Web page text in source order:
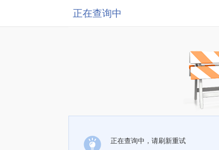
正在查询中
正在查询中，请刷新重试